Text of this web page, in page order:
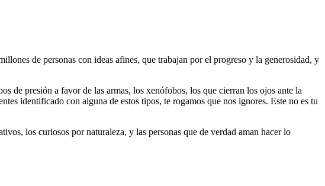
de personas con ideas afines, que trabajan por el progreso y la generosidad, y
de presión a favor de las armas, los xenófobos, los que cierran los ojos ante la
identificado con alguna de estos tipos, te rogamos que nos ignores. Este no es tu
los curiosos por naturaleza, y las personas que de verdad aman hacer lo